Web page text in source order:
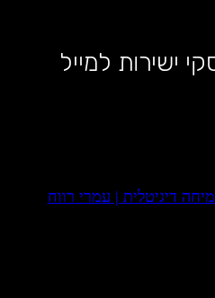
ישירות למייל